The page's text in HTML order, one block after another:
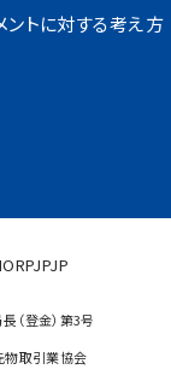
ントに対する考え方
（登金）第3号
物取引業協会